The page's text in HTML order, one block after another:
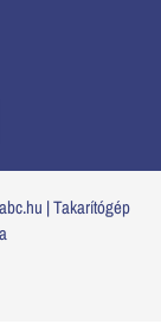
| Takarítógép